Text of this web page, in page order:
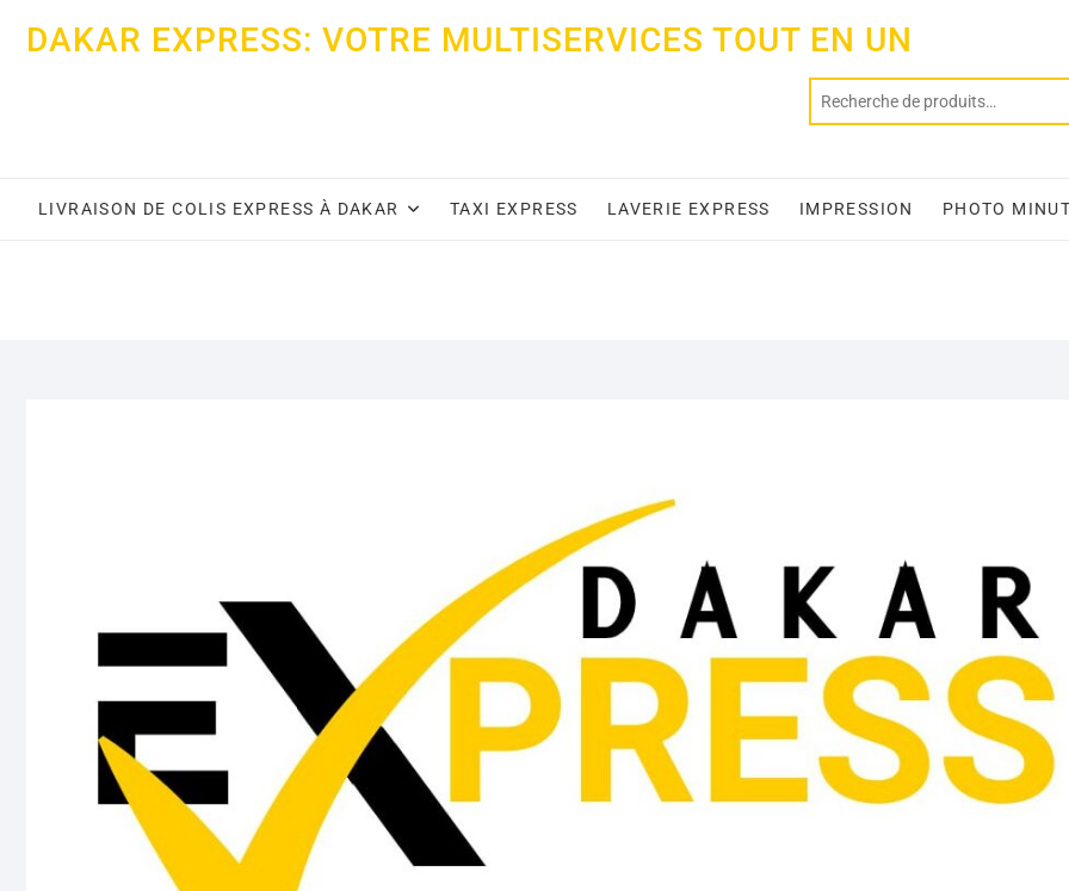
DAKAR EXPRESS: VOTRE MULTISERVICES TOUT EN UN
LIVRAISON DE COLIS EXPRESS À DAKAR TAXI EXPRESS LAVERIE EXPRESS IMPRESSION PHOTO